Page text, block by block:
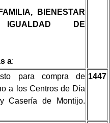
BIENESTAR
DE
a:
para compra de
a los Centros de Día
Casería de Montijo.
1447